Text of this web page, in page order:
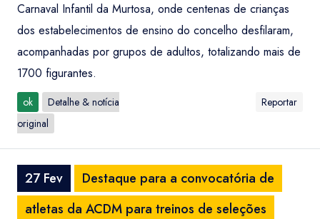
Carnaval Infantil da Murtosa, onde centenas de crianças
dos estabelecimentos de ensino do concelho desfilaram,
acompanhadas por grupos de adultos, totalizando mais de
1700 figurantes.
ok
Detalhe & notícia
original
Reportar
27 Fev
Destaque para a convocatória de
atletas da ACDM para treinos de seleções